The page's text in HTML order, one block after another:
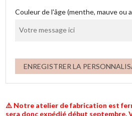
Couleur de l'âge (menthe, mauve ou
ENREGISTRER LA
⚠️ Notre atelier de fabrication est
sera donc expédié début septembre.